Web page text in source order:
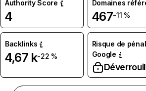
Authority Score
4
Domaines
467-11 %
Backlinks
4,67 k-22 %
Risque de
Google